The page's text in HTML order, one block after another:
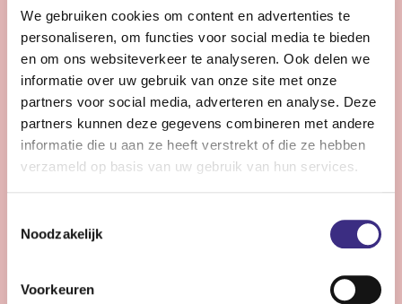
We gebruiken cookies om content en advertenties te
personaliseren, om functies voor social media te bieden
en om ons websiteverkeer te analyseren. Ook delen we
informatie over uw gebruik van onze site met onze
partners voor social media, adverteren en analyse. Deze
partners kunnen deze gegevens combineren met andere
informatie die u aan ze heeft verstrekt of die ze hebben
verzameld op basis van uw gebruik van hun services.
Noodzakelijk
Voorkeuren
Nog 10 dagen
Friesland
24 - 36 uur | Deeltijds, Onbepaalde tijd
Wil jij jouw expertise inzetten voor kinderen en
jongeren (0-18 jr) met een licht verstandelijke
beperking? Versterk ons team en draag bij aan hun zorg
Bekijk vacature